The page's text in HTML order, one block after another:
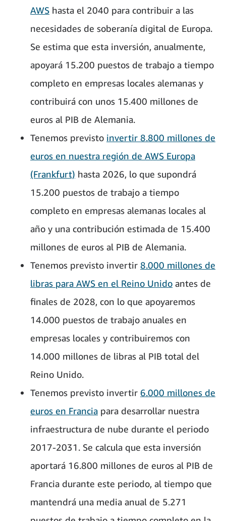
AWS hasta el 2040 para contribuir a las
necesidades de soberanía digital de Europa.
Se estima que esta inversión, anualmente,
apoyará 15.200 puestos de trabajo a tiempo
completo en empresas locales alemanas y
contribuirá con unos 15.400 millones de
euros al PIB de Alemania.
Tenemos previsto invertir 8.800 millones de
euros en nuestra región de AWS Europa
(Frankfurt) hasta 2026, lo que supondrá
15.200 puestos de trabajo a tiempo
completo en empresas alemanas locales al
año y una contribución estimada de 15.400
millones de euros al PIB de Alemania.
Tenemos previsto invertir 8.000 millones de
libras para AWS en el Reino Unido antes de
finales de 2028, con lo que apoyaremos
14.000 puestos de trabajo anuales en
empresas locales y contribuiremos con
14.000 millones de libras al PIB total del
Reino Unido.
Tenemos previsto invertir 6.000 millones de
euros en Francia para desarrollar nuestra
infraestructura de nube durante el periodo
2017-2031. Se calcula que esta inversión
aportará 16.800 millones de euros al PIB de
Francia durante este periodo, al tiempo que
mantendrá una media anual de 5.271